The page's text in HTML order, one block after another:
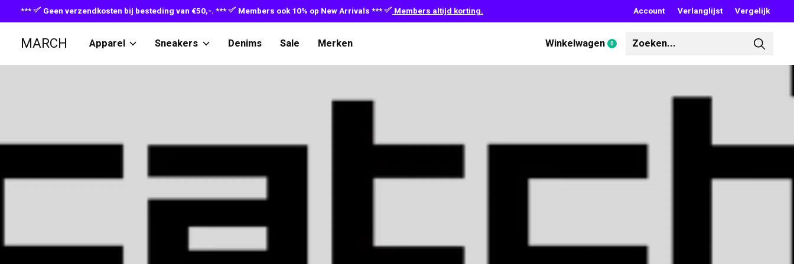
*** Geen verzendkosten bij besteding van €50,-. *** Members ook 10% op New Arrivals *** Members altijd korting. Account Verlanglijst Vergelijk
MARCH Apparel Sneakers Denims Sale Merken Winkelwagen 0items